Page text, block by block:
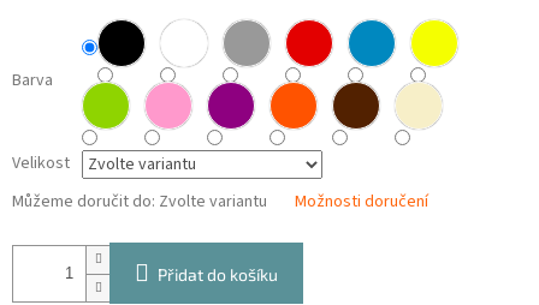
Barva
Velikost
Můžeme doručit do: Zvolte variantu Možnosti doručení
Přidat do košíku